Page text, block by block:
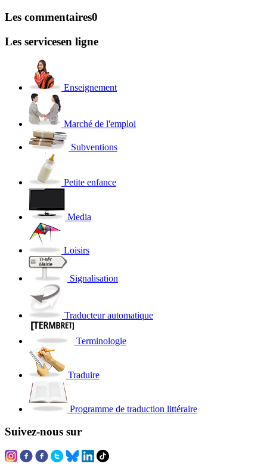
Les commentaires0
Les servicesen ligne
Enseignement
Marché de l'emploi
Subventions
Petite enfance
Media
Loisirs
Signalisation
Traducteur automatique
Terminologie
Traduire
Programme de traduction littéraire
Suivez-nous sur